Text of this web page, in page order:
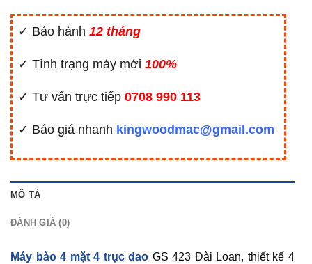
✓ Bảo hành 12 tháng
✓ Tình trạng máy mới 100%
✓ Tư vấn trực tiếp 0708 990 113
✓ Báo giá nhanh kingwoodmac@gmail.com
MÔ TẢ
ĐÁNH GIÁ (0)
Máy bào 4 mặt 4 trục dao GS 423 Đài Loan, thiết kế 4